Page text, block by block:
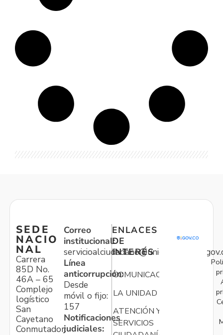
SEDE
NACIO
NAL
Carrera
85D No.
46A – 65
Complejo
logístico
San
Cayetano
Conmutador:
Correo
institucional:
Línea
anticorrupción:
Desde
móvil o fijo:
157
Notificaciones
judiciales:
ENLACES
DE
INTERÉS
COMUNICACIONES
LA UNIDAD
ATENCIÓN Y
SERVICIOS